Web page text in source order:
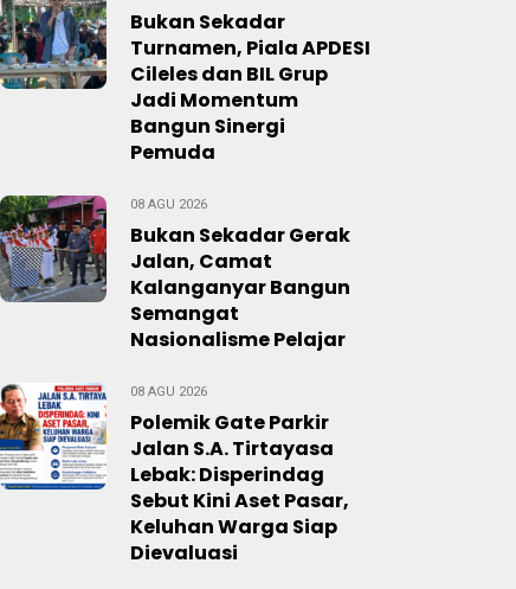
Bukan Sekadar
Turnamen, Piala APDESI
Cileles dan BIL Grup
Jadi Momentum
Bangun Sinergi
Pemuda
08 AGU 2026
Bukan Sekadar Gerak
Jalan, Camat
Kalanganyar Bangun
Semangat
Nasionalisme Pelajar
08 AGU 2026
Polemik Gate Parkir
Jalan S.A. Tirtayasa
Lebak: Disperindag
Sebut Kini Aset Pasar,
Keluhan Warga Siap
Dievaluasi